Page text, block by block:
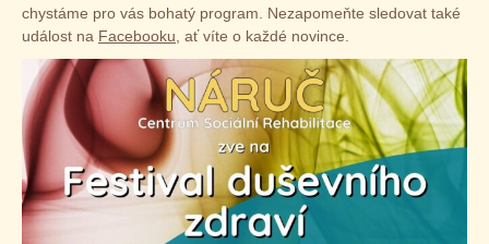
chystáme pro vás bohatý program. Nezapomeňte sledovat také
událost na Facebooku , ať víte o každé novince.